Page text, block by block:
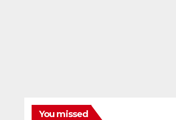
You missed